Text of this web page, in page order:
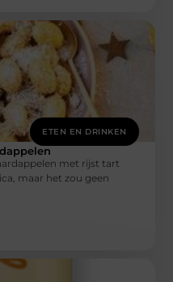
ETEN EN DRINKEN
met rijst tart
maar het zou geen